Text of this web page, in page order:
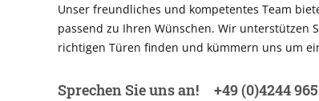
Unser freundliches und kompetentes Team
passend zu Ihren Wünschen. Wir unterstützen
richtigen Türen finden und kümmern uns um
Sprechen Sie uns an! +49 (0)4244